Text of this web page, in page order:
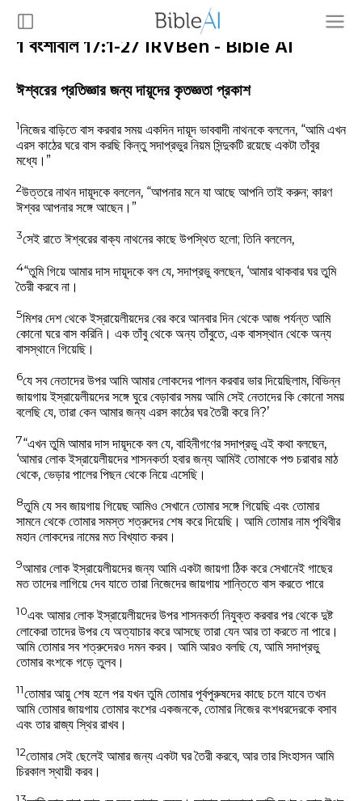
1 বংশাবলি 17:1-27 IRVBen - Bible AI
ঈশ্বরের প্রতিজ্ঞার জন্য দায়ূদের কৃতজ্ঞতা প্রকাশ
1নিজের বাড়িতে বাস করবার সময় একদিন দায়ূদ ভাববাদী নাথনকে বললেন, “আমি এখন
এরস কাঠের ঘরে বাস করছি কিন্তু সদাপ্রভুর নিয়ম সিন্দুকটি রয়েছে একটা তাঁবুর
মধ্যে।”
2উত্তরে নাথন দায়ূদকে বললেন, “আপনার মনে যা আছে আপনি তাই করুন; কারণ
ঈশ্বর আপনার সঙ্গে আছেন।”
3সেই রাতে ঈশ্বরের বাক্য নাথনের কাছে উপস্থিত হলো; তিনি বললেন,
4“তুমি গিয়ে আমার দাস দায়ূদকে বল যে, সদাপ্রভু বলছেন, ‘আমার থাকবার ঘর তুমি
তৈরী করবে না।
5মিশর দেশ থেকে ইস্রায়েলীয়দের বের করে আনবার দিন থেকে আজ পর্যন্ত আমি
কোনো ঘরে বাস করিনি। এক তাঁবু থেকে অন্য তাঁবুতে, এক বাসস্থান থেকে অন্য
বাসস্থানে গিয়েছি।
6যে সব নেতাদের উপর আমি আমার লোকদের পালন করবার ভার দিয়েছিলাম, বিভিন্ন
জায়গায় ইস্রায়েলীয়দের সঙ্গে ঘুরে বেড়াবার সময় আমি সেই নেতাদের কি কোনো সময়
বলেছি যে, তারা কেন আমার জন্য এরস কাঠের ঘর তৈরী করে নি?’
7“এখন তুমি আমার দাস দায়ূদকে বল যে, বাহিনীগণের সদাপ্রভু এই কথা বলছেন,
‘আমার লোক ইস্রায়েলীয়দের শাসনকর্তা হবার জন্য আমিই তোমাকে পশু চরাবার মাঠ
থেকে, ভেড়ার পালের পিছন থেকে নিয়ে এসেছি।
8তুমি যে সব জায়গায় গিয়েছ আমিও সেখানে তোমার সঙ্গে গিয়েছি এবং তোমার
সামনে থেকে তোমার সমস্ত শত্রুদের শেষ করে দিয়েছি। আমি তোমার নাম পৃথিবীর
মহান লোকদের নামের মত বিখ্যাত করব।
9আমার লোক ইস্রায়েলীয়দের জন্য আমি একটা জায়গা ঠিক করে সেখানেই গাছের
মত তাদের লাগিয়ে দেব যাতে তারা নিজেদের জায়গায় শান্তিতে বাস করতে পারে
10এবং আমার লোক ইস্রায়েলীয়দের উপর শাসনকর্তা নিযুক্ত করবার পর থেকে দুষ্ট
লোকেরা তাদের উপর যে অত্যাচার করে আসছে তারা যেন আর তা করতে না পারে।
আমি তোমার সব শত্রুদেরও দমন করব। আমি আরও বলছি যে, আমি সদাপ্রভু
তোমার বংশকে গড়ে তুলব।
11তোমার আয়ু শেষ হলে পর যখন তুমি তোমার পূর্বপুরুষদের কাছে চলে যাবে তখন
আমি তোমার জায়গায় তোমার বংশের একজনকে, তোমার নিজের বংশধরদেরকে বসাব
এবং তার রাজ্য স্থির রাখব।
12তোমার সেই ছেলেই আমার জন্য একটা ঘর তৈরী করবে, আর তার সিংহাসন আমি
চিরকাল স্থায়ী করব।